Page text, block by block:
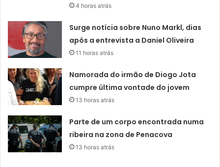
4 horas atrás
Surge notícia sobre Nuno Markl, dias
após a entrevista a Daniel Oliveira
11 horas atrás
Namorada do irmão de Diogo Jota
cumpre última vontade do jovem
13 horas atrás
Parte de um corpo encontrada numa
ribeira na zona de Penacova
13 horas atrás